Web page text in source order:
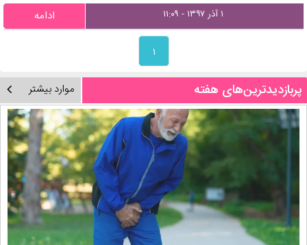
۱ آذر ۱۳۹۷ - ۱۱:۰۹ ادامه
۱
پربازدیدترین‌های هفته موارد بیشتر